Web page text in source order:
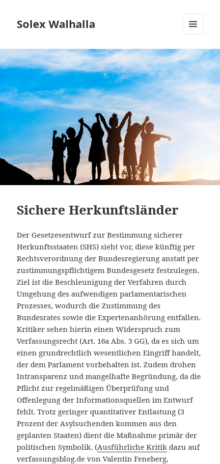
Solex Walhalla
WIDGETS
Sichere Herkunftsländer
Der Gesetzesentwurf zur Bestimmung sicherer
Herkunftsstaaten (SHS) sieht vor, diese künftig per
Rechtsverordnung der Bundesregierung anstatt per
zustimmungspflichtigem Bundesgesetz festzulegen.
Ziel ist die Beschleunigung der Verfahren durch
Umgehung des aufwendigen parlamentarischen
Prozesses, wodurch die Zustimmung des
Bundesrates sowie die Expertenanhörung entfallen.
Kritiker sehen hierin einen Widerspruch zum
Verfassungsrecht (Art. 16a Abs. 3 GG), da es sich um
einen grundrechtlich wesentlichen Eingriff handelt,
der dem Parlament vorbehalten ist. Zudem drohen
Intransparenz und mangelhafte Begründung, da die
Pflicht zur regelmäßigen Überprüfung und
Offenlegung der Informationsquellen im Entwurf
fehlt. Trotz geringer quantitativer Entlastung (3
Prozent der Asylsuchenden kommen aus den
geplanten Staaten) dient die Maßnahme primär der
politischen Symbolik. (Ausführliche Kritik dazu auf
verfassungsblog.de von Valentin Feneberg,